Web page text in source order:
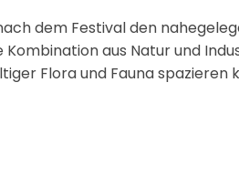
dem Festival den
aus Natur und
Flora und Fauna spazieren